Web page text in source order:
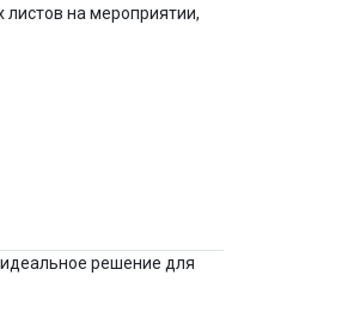
листов на мероприятии,
решение для